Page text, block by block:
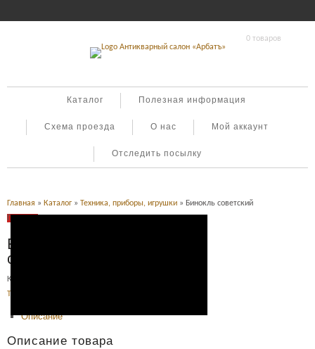
0 товаров
Каталог Полезная информация
Схема проезда О нас Мой аккаунт
Отследить посылку
Главная » Каталог » Техника, приборы, игрушки » Бинокль советский
Продано
Бинокль
советский
Категория:
Техника, приборы, игрушки
Описание
Описание товара